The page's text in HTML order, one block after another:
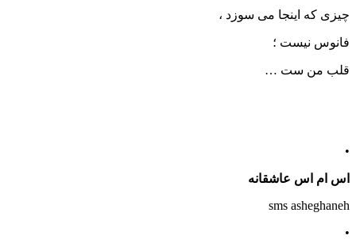
چیزی که اینجا می سوزد ،
فانوس نیست ؛
قلب من ست …
•
اس ام اس عاشقانه
sms asheghaneh
•